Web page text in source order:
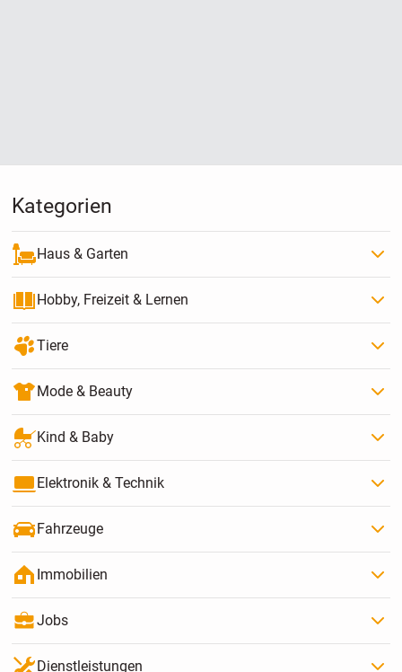
Kategorien
Haus & Garten
Hobby, Freizeit & Lernen
Tiere
Mode & Beauty
Kind & Baby
Elektronik & Technik
Fahrzeuge
Immobilien
Jobs
Dienstleistungen